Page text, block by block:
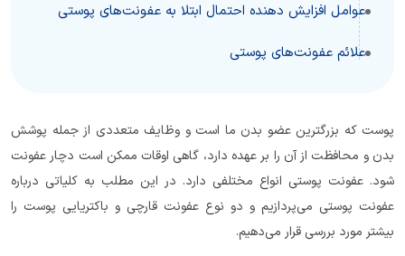
عوامل افزایش دهنده احتمال ابتلا به عفونت‌های پوستی
علائم عفونت‌های پوستی
پوست که بزرگترین عضو بدن ما است و وظایف متعددی از جمله پوشش
بدن و محافظت از آن را بر عهده دارد، گاهی اوقات ممکن است دچار عفونت
شود. عفونت‌ پوستی انواع مختلفی دارد. در این مطلب به کلیاتی درباره
عفونت‌ پوستی می‌پردازیم و دو نوع عفونت قارچی و باکتریایی پوست را
بیشتر مورد بررسی قرار می‌دهیم.